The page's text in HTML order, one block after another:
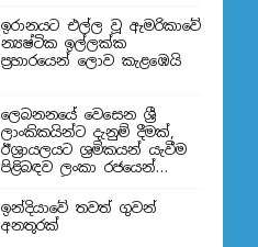
ඉරානයට එල්ල වූ ඇමරිකාවේ
න්‍යෂ්ටික ඉල්ලක්ක
ප්‍රහාරයෙන් ලොව කැළඹෙයි
ලෙබනනයේ වෙසෙන ශ්‍රී
ලාංකිකයින්ට දැනුම් දීමක්,
ඊශ්‍රායලයට ශ්‍රමිකයන් යැවීම
පිළිබඳව ලංකා රජයෙන්
ඉන්දියාවේ තවත් ගුවන්
අනතුරක්